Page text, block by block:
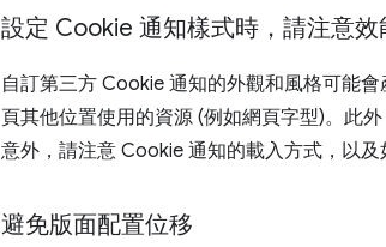
設定 Cookie 通知樣式時，請注意效
自訂第三方 Cookie 通知的外觀和風格可能
頁其他位置使用的資源 (例如網頁字型)。此
意外，請注意 Cookie 通知的載入方式，以及
避免版面配置位移